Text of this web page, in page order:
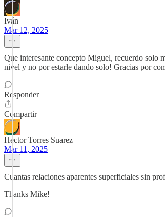
Iván
Mar 12, 2025
Que interesante concepto Miguel, recuerdo solo
nivel y no por estarle dando solo! Gracias por
Responder
Compartir
Hector Torres Suarez
Mar 11, 2025
Cuantas relaciones aparentes superficiales sin
Thanks Mike!